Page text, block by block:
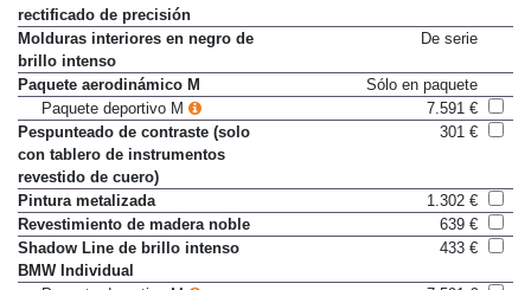
Molduras interiores de aluminio
rectificado de precisión
Molduras interiores en negro de
brillo intenso
Paquete aerodinámico M
Sólo en paquete
Paquete deportivo M
7.591 €
Pespunteado de contraste (solo
con tablero de instrumentos
revestido de cuero)
Pintura metalizada
1.302 €
Revestimiento de madera noble
639 €
Shadow Line de brillo intenso